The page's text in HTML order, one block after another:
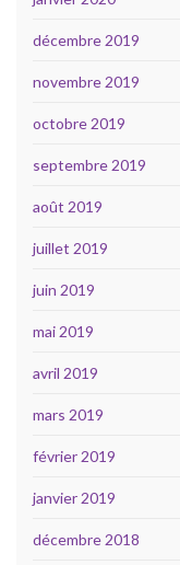
décembre 2019
novembre 2019
octobre 2019
septembre 2019
août 2019
juillet 2019
juin 2019
mai 2019
avril 2019
mars 2019
février 2019
janvier 2019
décembre 2018